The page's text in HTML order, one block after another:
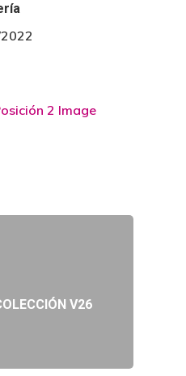
V26